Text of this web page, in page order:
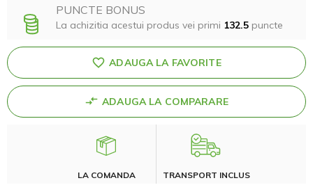
PUNCTE BONUS
La achizitia acestui produs vei primi 132.5 puncte
ADAUGA LA FAVORITE
ADAUGA LA COMPARARE
LA COMANDA TRANSPORT INCLUS